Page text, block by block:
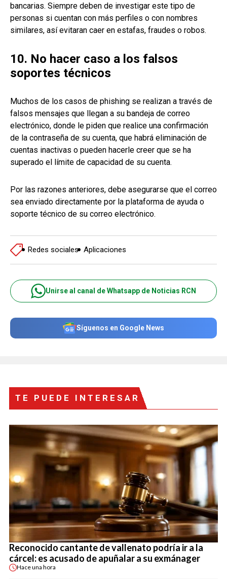
bancarias. Siempre deben de investigar este tipo de
personas si cuentan con más perfiles o con nombres
similares, así evitaran caer en estafas, fraudes o robos.
10. No hacer caso a los falsos
soportes técnicos
Muchos de los casos de phishing se realizan a través de
falsos mensajes que llegan a su bandeja de correo
electrónico, donde le piden que realice una confirmación
de la contraseña de su cuenta, que habrá eliminación de
cuentas inactivas o pueden hacerle creer que se ha
superado el límite de capacidad de su cuenta.
Por las razones anteriores, debe asegurarse que el correo
sea enviado directamente por la plataforma de ayuda o
soporte técnico de su correo electrónico.
Redes sociales Aplicaciones
Unirse al canal de Whatsapp de Noticias RCN
Síguenos en Google News
TE PUEDE INTERESAR
Reconocido cantante de vallenato podría ir a la
cárcel: es acusado de apuñalar a su exmánager
Haceuna hora